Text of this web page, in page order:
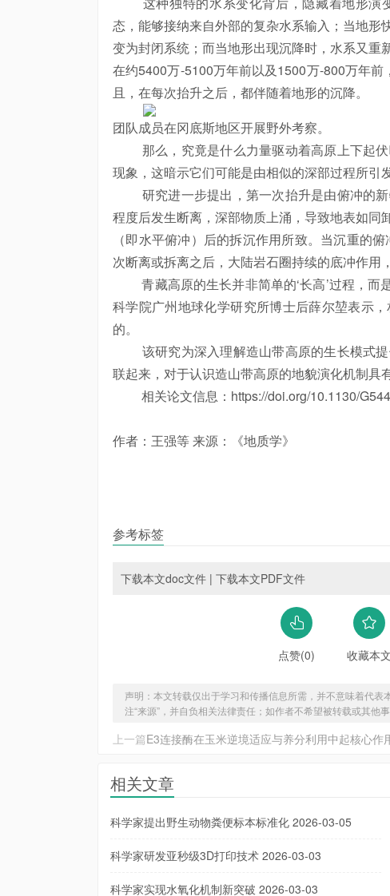
态，能够接纳来自外部的复杂水系输入；当地
变为封闭系统；而当地形出现沉降时，水系又
在约5400万-5100万年前以及1500万-800万年
且，在每次抬升之后，都伴随着地形的沉降。
团队成员在冈底斯地区开展野外考察。
那么，究竟是什么力量驱动着高原上下起伏
现象，这暗示它们可能是由相似的深部过程所引发
研究进一步提出，第一次抬升是由俯冲的新
程度后发生断离，深部物质上涌，导致地表如
（即水平俯冲）后的拆沉作用所致。当沉重的
次断离或拆离之后，大陆岩石圈持续的底冲作用
青藏高原的生长并非简单的‘长高’过程，而
科学院广州地球化学研究所博士后薛尔堃表示
的。
该研究为深入理解造山带高原的生长模式提
联起来，对于认识造山带高原的地貌演化机制具
相关论文信息：https://doi.org/10.1130/
作者：王强等 来源：《地质学》
参考标签
下载本文doc文件 | 下载本文PDF文件
点赞(0) 收藏本文
声明：本文转载仅出于学习和传播信息所需，并不意味着代
注“来源”，并自负相关法律责任；如作者不希望被转载或其他
上一篇E3连接酶在玉米逆境适应与养分利用中起核心作
相关文章
科学家提出野生动物粪便标本标准化 2026-03-05
科学家研发亚秒级3D打印技术 2026-03-03
科学家实现水氧化机制新突破 2026-03-03